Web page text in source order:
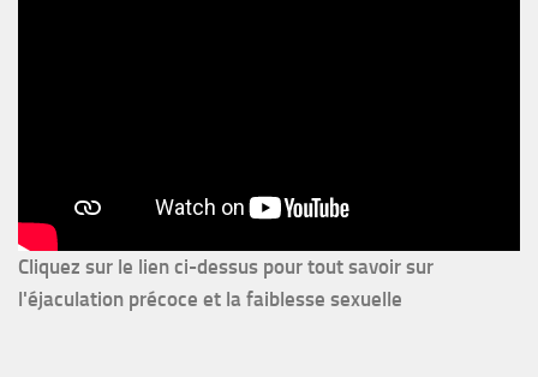
Cliquez sur le lien ci-dessus pour tout savoir sur
l'éjaculation précoce et la faiblesse sexuelle